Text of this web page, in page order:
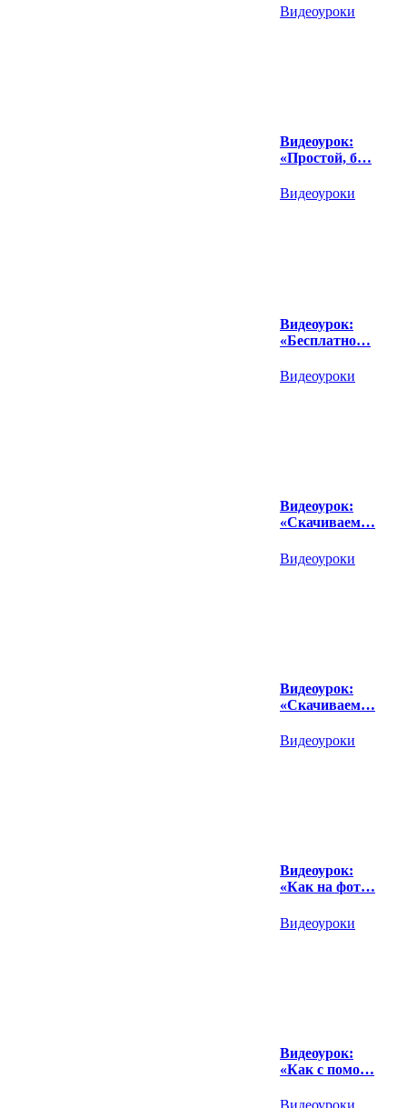
Видеоуроки
Видеоурок:
«Простой, б…
Видеоуроки
Видеоурок:
«Бесплатно…
Видеоуроки
Видеоурок:
«Скачиваем…
Видеоуроки
Видеоурок:
«Скачиваем…
Видеоуроки
Видеоурок:
«Как на фот…
Видеоуроки
Видеоурок:
«Как с помо…